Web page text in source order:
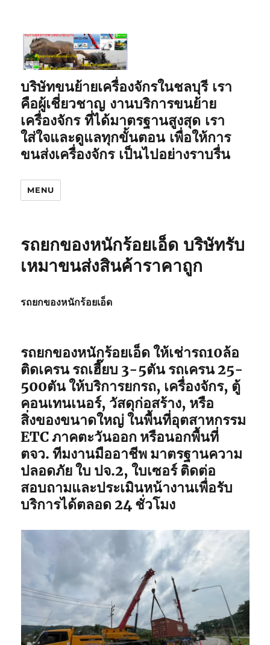
บริษัทขนย้ายเครื่องจักรในชลบุรี เรา
คือผู้เชี่ยวชาญ งานบริการขนย้าย
เครื่องจักร ที่ได้มาตรฐานสูงสุด เรา
ใส่ใจและดูแลทุกขั้นตอน เพื่อให้การ
ขนส่งเครื่องจักร เป็นไปอย่างราบรื่น
MENU
รถยกของหนักร้อยเอ็ด บริษัทรับ
เหมาขนส่งสินค้าราคาถูก
รถยกของหนักร้อยเอ็ด
รถยกของหนักร้อยเอ็ด ให้เช่ารถ10ล้อ
ติดเครน รถเฮี๊ยบ 3-5ตัน รถเครน 25-
500ตัน ให้บริการยกรถ, เครื่องจักร, ตู้
คอนเทนเนอร์, วัสดุก่อสร้าง, หรือ
สิ่งของขนาดใหญ่ ในพื้นที่อุตสาหกรรม
ETC ภาคตะวันออก หรือนอกพื้นที่
ตจว. ทีมงานมืออาชีพ มาตรฐานความ
ปลอดภัย ใบ ปจ.2, ใบเซอร์ ติดต่อ
สอบถามและประเมินหน้างานเพื่อรับ
บริการได้ตลอด 24 ชั่วโมง